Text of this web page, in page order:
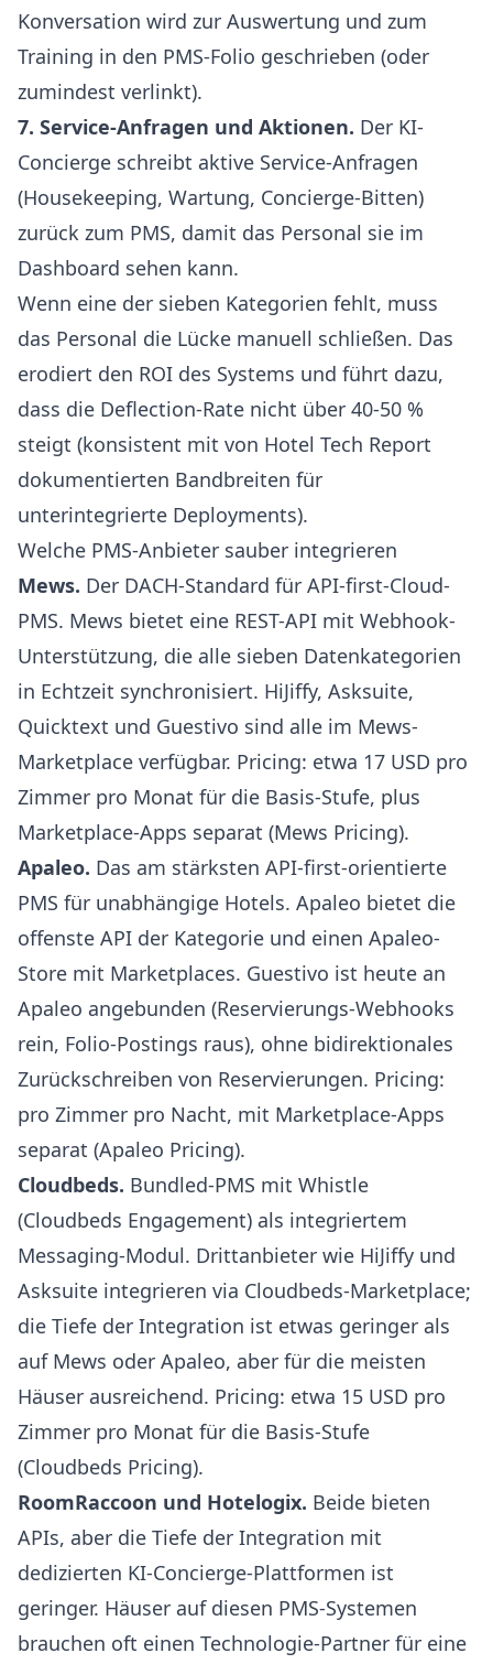
Konversation wird zur Auswertung und zum
Training in den PMS-Folio geschrieben (oder
zumindest verlinkt).
7. Service-Anfragen und Aktionen. Der KI-
Concierge schreibt aktive Service-Anfragen
(Housekeeping, Wartung, Concierge-Bitten)
zurück zum PMS, damit das Personal sie im
Dashboard sehen kann.
Wenn eine der sieben Kategorien fehlt, muss
das Personal die Lücke manuell schließen. Das
erodiert den ROI des Systems und führt dazu,
dass die Deflection-Rate nicht über 40-50 %
steigt (konsistent mit von Hotel Tech Report
dokumentierten Bandbreiten für
unterintegrierte Deployments).
Welche PMS-Anbieter sauber integrieren
Mews. Der DACH-Standard für API-first-Cloud-
PMS. Mews bietet eine REST-API mit Webhook-
Unterstützung, die alle sieben Datenkategorien
in Echtzeit synchronisiert. HiJiffy, Asksuite,
Quicktext und Guestivo sind alle im Mews-
Marketplace verfügbar. Pricing: etwa 17 USD pro
Zimmer pro Monat für die Basis-Stufe, plus
Marketplace-Apps separat (Mews Pricing).
Apaleo. Das am stärksten API-first-orientierte
PMS für unabhängige Hotels. Apaleo bietet die
offenste API der Kategorie und einen Apaleo-
Store mit Marketplaces. Guestivo ist heute an
Apaleo angebunden (Reservierungs-Webhooks
rein, Folio-Postings raus), ohne bidirektionales
Zurückschreiben von Reservierungen. Pricing:
pro Zimmer pro Nacht, mit Marketplace-Apps
separat (Apaleo Pricing).
Cloudbeds. Bundled-PMS mit Whistle
(Cloudbeds Engagement) als integriertem
Messaging-Modul. Drittanbieter wie HiJiffy und
Asksuite integrieren via Cloudbeds-Marketplace;
die Tiefe der Integration ist etwas geringer als
auf Mews oder Apaleo, aber für die meisten
Häuser ausreichend. Pricing: etwa 15 USD pro
Zimmer pro Monat für die Basis-Stufe
(Cloudbeds Pricing).
RoomRaccoon und Hotelogix. Beide bieten
APIs, aber die Tiefe der Integration mit
dedizierten KI-Concierge-Plattformen ist
geringer. Häuser auf diesen PMS-Systemen
brauchen oft einen Technologie-Partner für eine